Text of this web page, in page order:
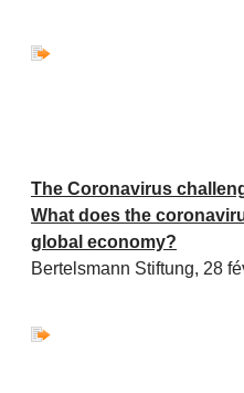
The Coronavirus
What does the
global economy?
Bertelsmann Stiftung, 28